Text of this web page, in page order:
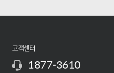
고객센터
1877-3610